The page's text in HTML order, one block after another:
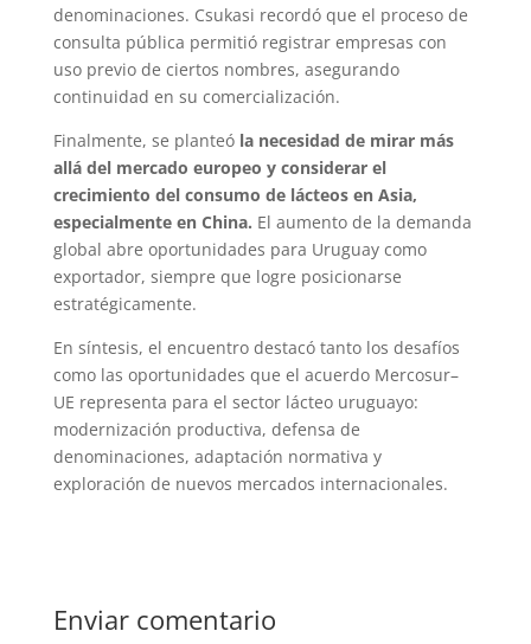
denominaciones. Csukasi recordó que el proceso de
consulta pública permitió registrar empresas con
uso previo de ciertos nombres, asegurando
continuidad en su comercialización.
Finalmente, se planteó la necesidad de mirar más
allá del mercado europeo y considerar el
crecimiento del consumo de lácteos en Asia,
especialmente en China. El aumento de la demanda
global abre oportunidades para Uruguay como
exportador, siempre que logre posicionarse
estratégicamente.
En síntesis, el encuentro destacó tanto los desafíos
como las oportunidades que el acuerdo Mercosur–
UE representa para el sector lácteo uruguayo:
modernización productiva, defensa de
denominaciones, adaptación normativa y
exploración de nuevos mercados internacionales.
Enviar comentario